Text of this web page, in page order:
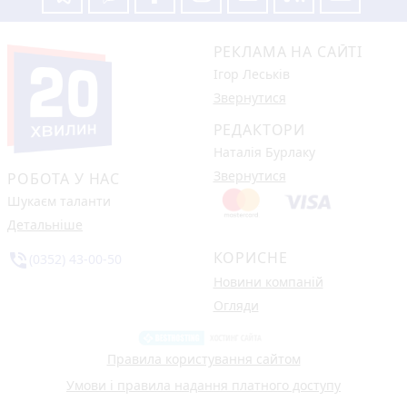
РОБОТА У НАС
Шукаєм таланти
Детальніше
РЕКЛАМА НА САЙТІ
Ігор Леськів
Звернутися
РЕДАКТОРИ
Наталія Бурлаку
Звернутися
КОРИСНЕ
Новини компаній
Огляди
Правила користування сайтом
Умови і правила надання платного доступу